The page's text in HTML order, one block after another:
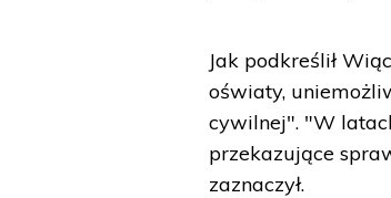
Jak podkreślił
oświaty,
cywilnej". "W
przekazujące
zaznaczył.